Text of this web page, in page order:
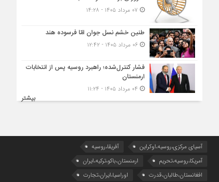
طنین خشم نسل جوان امّا فرسوده هند
۰۶ مرداد ۱۴۰۵ - ۱۲:۴۲
فشار کنترل‌شده؛ راهبرد روسیه پس از انتخابات
ارمنستان
بیشتر
آسیای مرکزی،روسیه،اوکراین
آفریقا،روسیه
آمریکا،روسیه،تحریم
ارمنستان،باکو،ترکیه،ایران
افغانستان،طالبان،قدرت
اوراسیا،ایران،تجارت